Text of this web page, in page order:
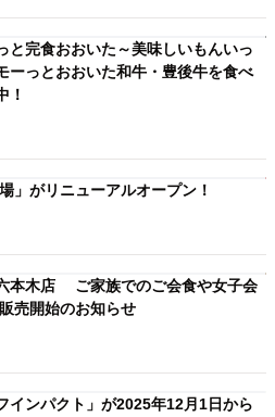
と完食おおいた～美味しいもんいっ
ーっとおおいた和牛・豊後牛を食べ
！
」がリニューアルオープン！
本木店 ご家族でのご会食や女子会
売開始のお知らせ
インパクト」が2025年12月1日から